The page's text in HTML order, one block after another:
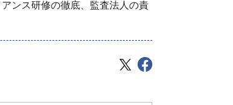
ンス研修の徹底、監査法人の責